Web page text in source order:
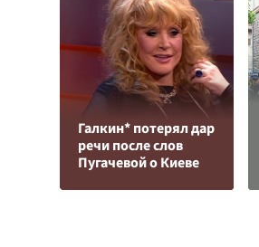
Галкин* потерял дар
речи после слов
Пугачевой о Киеве